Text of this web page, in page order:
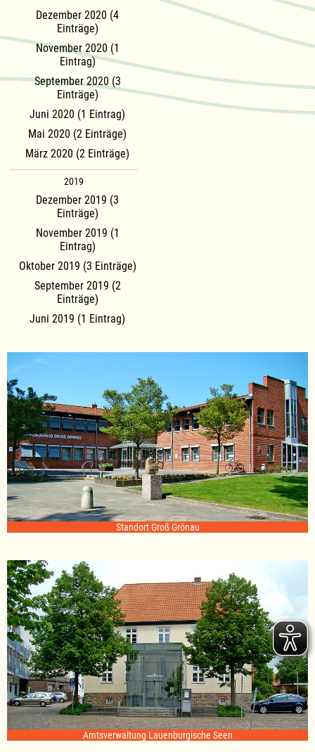
Dezember 2020 (4
Einträge)
November 2020 (1
Eintrag)
September 2020 (3
Einträge)
Juni 2020 (1 Eintrag)
Mai 2020 (2 Einträge)
März 2020 (2 Einträge)
2019
Dezember 2019 (3
Einträge)
November 2019 (1
Eintrag)
Oktober 2019 (3 Einträge)
September 2019 (2
Einträge)
Juni 2019 (1 Eintrag)
Standort Groß Grönau
Amtsverwaltung Lauenburgische Seen